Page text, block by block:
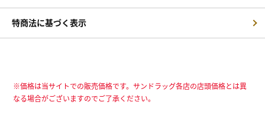
特商法に基づく表示
※価格は当サイトでの販売価格です。サンドラッグ各店の店頭価格とは異
なる場合がございますのでご了承ください。